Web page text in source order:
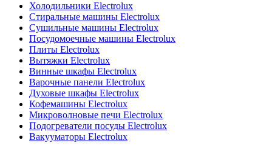
Холодильники Electrolux
Стиральные машины Electrolux
Сушильные машины Electrolux
Посудомоечные машины Electrolux
Плиты Electrolux
Вытяжки Electrolux
Винные шкафы Electrolux
Варочные панели Electrolux
Духовые шкафы Electrolux
Кофемашины Electrolux
Микроволновые печи Electrolux
Подогреватели посуды Electrolux
Вакууматоры Electrolux